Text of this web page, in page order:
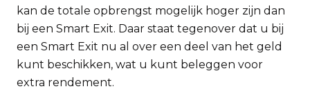
kan de totale opbrengst mogelijk hoger zijn dan
bij een Smart Exit. Daar staat tegenover dat u bij
een Smart Exit nu al over een deel van het geld
kunt beschikken, wat u kunt beleggen voor
extra rendement.